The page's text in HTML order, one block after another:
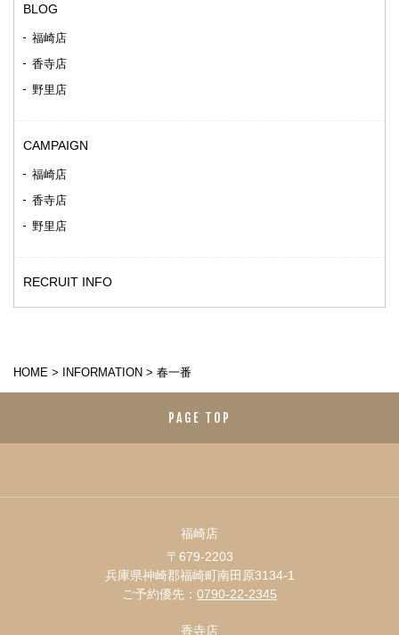
BLOG
福崎店
香寺店
野里店
CAMPAIGN
福崎店
香寺店
野里店
RECRUIT INFO
HOME > INFORMATION > 春一番
PAGE TOP
福崎店
〒679-2203
兵庫県神崎郡福崎町南田原3134-1
ご予約優先： 0790-22-2345
香寺店